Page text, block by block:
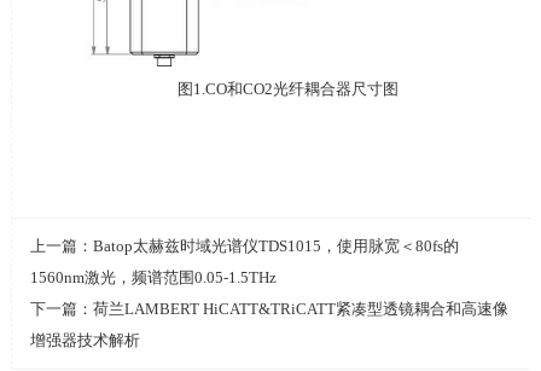
图 1 CO和CO2光纤耦合器尺寸图
上一篇： Batop太赫兹时域光谱仪TDS1015，使用脉宽＜80fs的
1560nm激光，频谱范围0.05-1.5THz
下一篇： 荷兰LAMBERT HiCATT&TRiCATT紧凑型透镜耦合和高速像
增强器技术解析